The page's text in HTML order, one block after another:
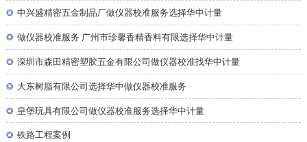
◎ 中兴盛精密五金制品厂做仪器校准服务选择华中计量
◎ 做仪器校准服务 广州市珍馨香精香料有限选择华中计量
◎ 深圳市森田精密塑胶五金有限公司做仪器校准找华中计量
◎ 大东树脂有限公司选择华中做仪器校准服务
◎ 皇堡玩具有限公司做仪器校准服务选择华中计量
◎ 铁路工程案例